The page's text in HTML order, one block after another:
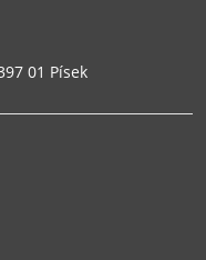
01 Písek